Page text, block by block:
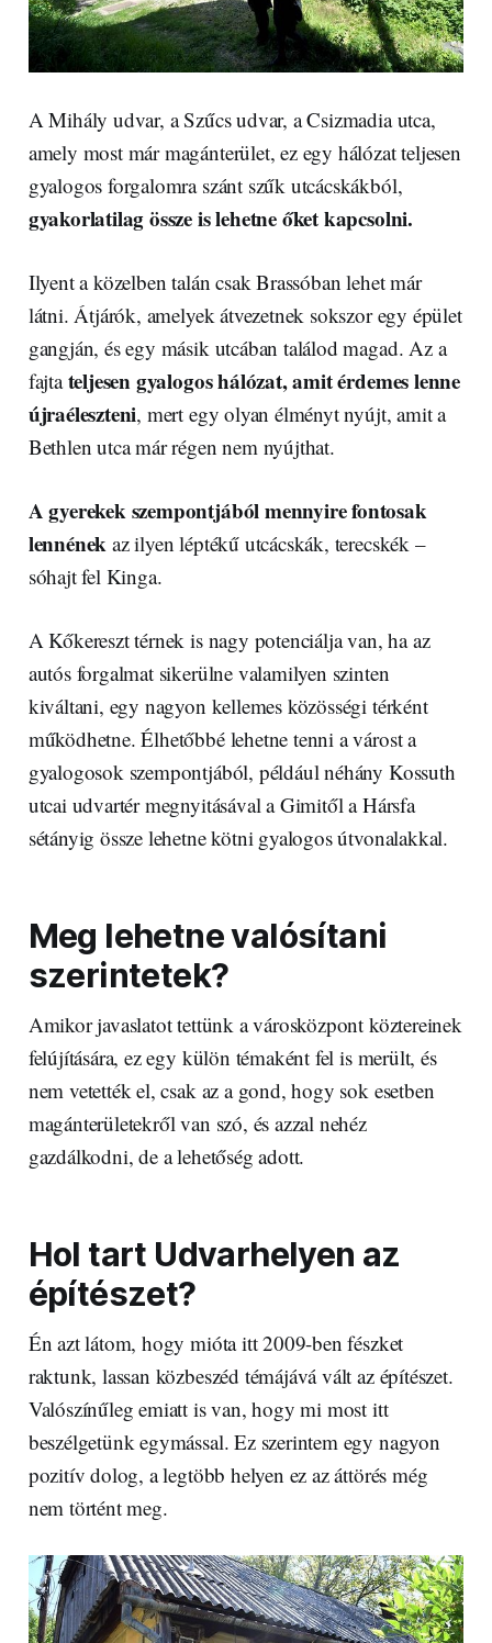
A Mihály udvar, a Szűcs udvar, a Csizmadia utca,
amely most már magánterület, ez egy hálózat teljesen
gyalogos forgalomra szánt szűk utcácskákból,
gyakorlatilag össze is lehetne őket kapcsolni.
Ilyent a közelben talán csak Brassóban lehet már
látni. Átjárók, amelyek átvezetnek sokszor egy épület
gangján, és egy másik utcában találod magad. Az a
fajtateljesen gyalogos hálózat, amit érdemes lenne
újraéleszteni, mert egy olyan élményt nyújt, amit a
Bethlen utca már régen nem nyújthat.
A gyerekek szempontjából mennyire fontosak
lennének az ilyen léptékű utcácskák, terecskék –
sóhajt fel Kinga.
A Kőkereszt térnek is nagy potenciálja van, ha az
autós forgalmat sikerülne valamilyen szinten
kiváltani, egy nagyon kellemes közösségi térként
működhetne. Élhetőbbé lehetne tenni a várost a
gyalogosok szempontjából, például néhány Kossuth
utcai udvartér megnyitásával a Gimitől a Hársfa
sétányig össze lehetne kötni gyalogos útvonalakkal.
Meg lehetne valósítani
szerintetek?
Amikor javaslatot tettünk a városközpont köztereinek
felújítására, ez egy külön témaként fel is merült, és
nem vetették el, csak az a gond, hogy sok esetben
magánterületekről van szó, és azzal nehéz
gazdálkodni, de a lehetőség adott.
Hol tart Udvarhelyen az
építészet?
Én azt látom, hogy mióta itt 2009-ben fészket
raktunk, lassan közbeszéd témájává vált az építészet.
Valószínűleg emiatt is van, hogy mi most itt
beszélgetünk egymással. Ez szerintem egy nagyon
pozitív dolog, a legtöbb helyen ez az áttörés még
nem történt meg.